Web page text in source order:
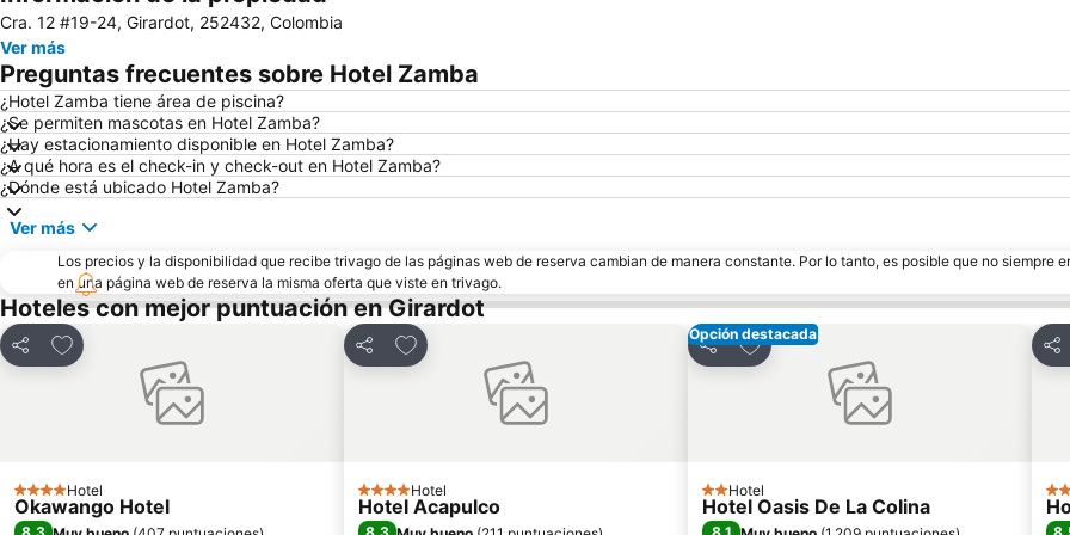
Cra. 12 #19-24, Girardot, 252432, Colombia
Ver más
Preguntas frecuentes sobre Hotel Zamba
¿Hotel Zamba tiene área de piscina?
¿Se permiten mascotas en Hotel Zamba?
¿Hay estacionamiento disponible en Hotel Zamba?
¿A qué hora es el check-in y check-out en Hotel Zamba?
¿Dónde está ubicado Hotel Zamba?
Ver más
Los precios y la disponibilidad que recibe trivago de las páginas web de reserva cambian de manera constante. Por lo tanto, es posible que no siempre
en una página web de reserva la misma oferta que viste en trivago.
Hoteles con mejor puntuación en Girardot
Compartir
Agregar a favoritos
4 Estrellas
Hotel
Okawango Hotel
Compartir
Agregar a favoritos
4 Estrellas
Hotel
Hotel Acapulco
Opción destacada
Compartir
Agregar a favoritos
2 Estrellas
Hotel
Hotel Oasis De La Colina 4